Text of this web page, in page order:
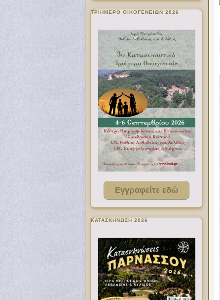
ΤΡΙΗΜΕΡΟ ΟΙΚΟΓΕΝΕΙΩΝ 2026
Εγγραφείτε εδώ
ΚΑΤΑΣΚΗΝΩΣΗ 2026